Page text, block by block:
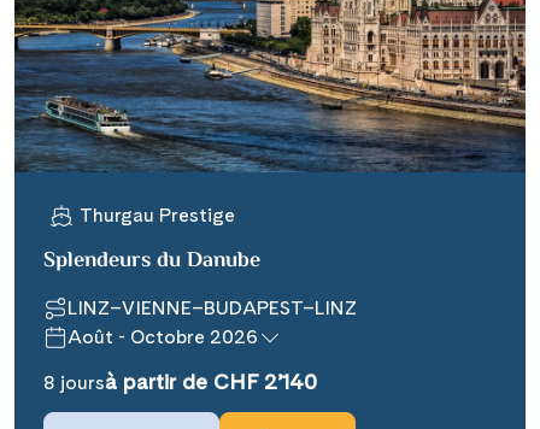
Thurgau Prestige
Splendeurs du Danube
LINZ–VIENNE–BUDAPEST–LINZ
Août - Octobre 2026
8 joursà partir de CHF 2’140